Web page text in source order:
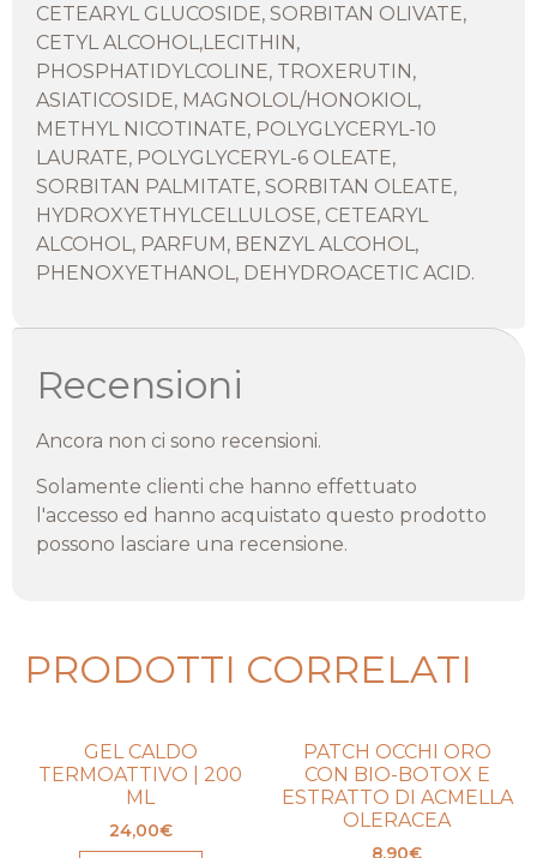
CETEARYL GLUCOSIDE, SORBITAN OLIVATE,
CETYL ALCOHOL,LECITHIN,
PHOSPHATIDYLCOLINE, TROXERUTIN,
ASIATICOSIDE, MAGNOLOL/HONOKIOL,
METHYL NICOTINATE, POLYGLYCERYL-10
LAURATE, POLYGLYCERYL-6 OLEATE,
SORBITAN PALMITATE, SORBITAN OLEATE,
HYDROXYETHYLCELLULOSE, CETEARYL
ALCOHOL, PARFUM, BENZYL ALCOHOL,
PHENOXYETHANOL, DEHYDROACETIC ACID.
Recensioni
Ancora non ci sono recensioni.
Solamente clienti che hanno effettuato
l'accesso ed hanno acquistato questo prodotto
possono lasciare una recensione.
PRODOTTI CORRELATI
GEL CALDO
TERMOATTIVO | 200
ML
24,00€
PATCH OCCHI ORO
CON BIO-BOTOX E
ESTRATTO DI ACMELLA
OLERACEA
8,90€